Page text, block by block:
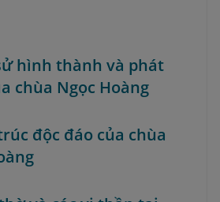
hình thành và phát
chùa Ngọc Hoàng
độc đáo của chùa